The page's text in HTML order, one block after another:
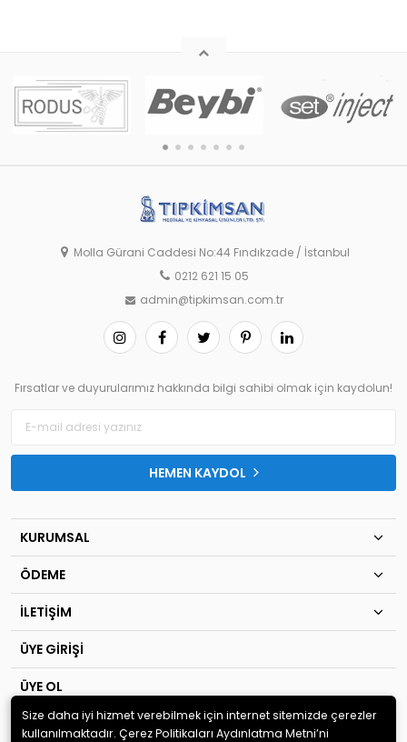
Molla Gürani Caddesi No:44 Fındıkzade / İstanbul
0212 621 15 05
admin@tipkimsan.com.tr
Fırsatlar ve duyurularımız hakkında bilgi sahibi olmak için kaydolun!
HEMEN KAYDOL
KURUMSAL
ÖDEME
İLETİŞİM
ÜYE GİRİŞİ
ÜYE OL
© 2020 TIP KİM SAN Ltd.Şti . Tüm hakları saklıdır.
Size daha iyi hizmet verebilmek için internet sitemizde çerezler
kullanılmaktadır. Çerez Politikaları Aydınlatma Metni’ni